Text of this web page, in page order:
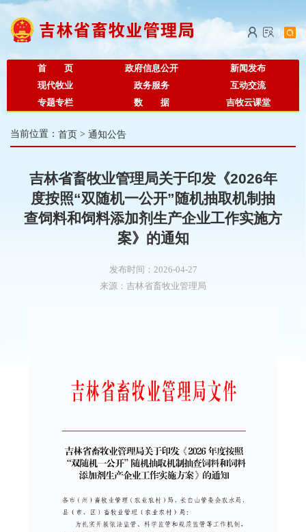
首 页 政府信息公开
新闻发布
现代牧业
政务服务
互动交流
专题专栏
数 据 吉牧云课堂
当前位置： 首页 > 通知公告
吉林省畜牧业管理局关于印发《2026年
度按照“双随机一公开”随机抽取机制抽
查饲料和饲料添加剂生产企业工作实施方
案》的通知
发布时间：2026-04-27
来源： 吉林省畜牧业管理局